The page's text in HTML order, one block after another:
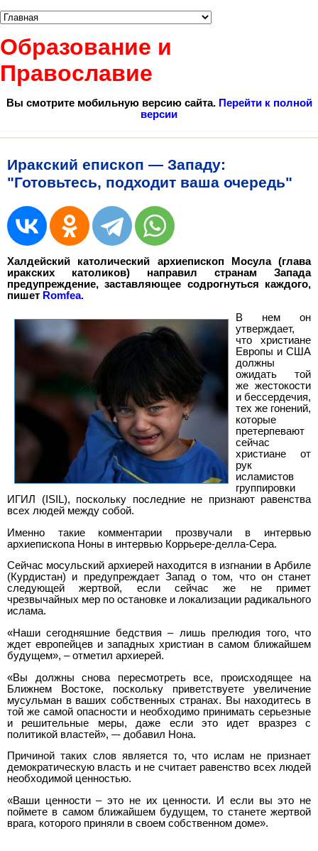
Образование и
Православие
Вы смотрите мобильную версию сайта. Перейти к полной
версии
Иракский епископ — Западу:
"Готовьтесь, подходит ваша очередь"
Халдейский католический архиепископ Мосула (глава
иракских католиков) направил странам Запада
предупреждение, заставляющее содрогнуться каждого,
пишет Romfea.
В нем он
утверждает,
что христиане
Европы и США
должны
ожидать той
же жестокости
и бессердечия,
тех же гонений,
которые
претерпевают
сейчас
христиане от
рук
исламистов
группировки
ИГИЛ (ISIL), поскольку последние не признают равенства
всех людей между собой.
Именно такие комментарии прозвучали в интервью
архиепископа Ноны в интервью Коррьере-делла-Сера.
Сейчас мосульский архиерей находится в изгнании в Арбиле
(Курдистан) и предупреждает Запад о том, что он станет
следующей жертвой, если сейчас же не примет
чрезвычайных мер по остановке и локализации радикального
ислама.
«Наши сегодняшние бедствия – лишь прелюдия того, что
ждет европейцев и западных христиан в самом ближайшем
будущем», – отметил архиерей.
«Вы должны снова пересмотреть все, происходящее на
Ближнем Востоке, поскольку приветствуете увеличение
мусульман в ваших собственных странах. Вы находитесь в
той же самой опасности и необходимо принимать серьезные
и решительные меры, даже если это идет вразрез с
политикой властей», –- добавил Нона.
Причиной таких слов является то, что ислам не признает
демократическую власть и не считает равенство всех людей
необходимой ценностью.
«Ваши ценности – это не их ценности. И если вы это не
поймете в самом ближайшем будущем, то станете жертвой
врага, которого приняли в своем собственном доме».